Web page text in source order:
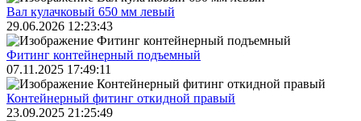
Вал кулачковый 650 мм левый
29.06.2026 12:23:43
Фитинг контейнерный подъемный
07.11.2025 17:49:11
Контейнерный фитинг откидной правый
23.09.2025 21:25:49